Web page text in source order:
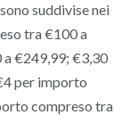
suddivise nei
tra €100 a
€249,99; €3,30
per importo
compreso tra